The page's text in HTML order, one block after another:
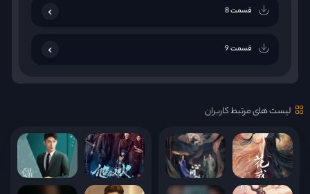
قسمت 8
قسمت 9
قسمت 10
قسمت 12
لیست های مرتبط کاربران